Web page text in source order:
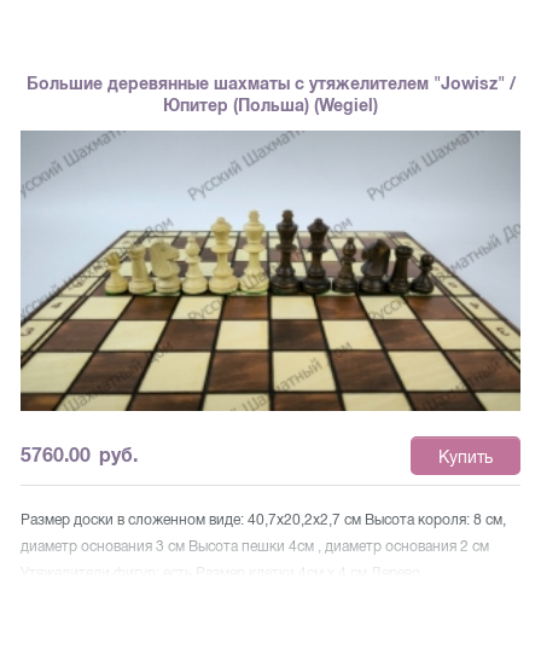
им влагостойкость, но и улучшает зрительные и тактильные ощущения.
Производитель Wegiel (Польша) Размер доски в сложенном
виде: 49x24,5x5 см. Размер доски в разложенном виде: 49x49x2,5 см.
Размер клетки : 5x5 см. Высота короля: 8 см Диаметр основания короля:
3,5 см Высота пешки: 4,5 см Диаметр основания пешки: 2,5 см Материал
основания фигур: зеленый войлок. Вес: 1,5 кг Дерево, используемое для
доски: бук, береза Дерево, используемое для фигур: граб Фигуры имеют
внутри металлический утяжелитель. Шахматные фигуры изготовлены из
самого твердого дерева в Европе - граба.
Большие деревянные шахматы с утяжелителем "Jowisz" /
Юпитер (Польша) (Wegiel)
5760.00 руб. Купить
Размер доски в сложенном виде: 40,7x20,2x2,7 см Высота короля: 8 см,
диаметр основания 3 см Высота пешки 4см , диаметр основания 2 см
Утяжелители фигур: есть Размер клетки 4см х 4 см Дерево,